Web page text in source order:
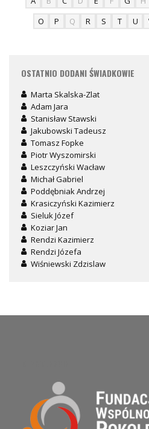
O
P Q R S T U
OSTATNIO DODANI ŚWIADKOWIE
Marta Skalska-Zlat
Adam Jara
Stanisław Stawski
Jakubowski Tadeusz
Tomasz Fopke
Piotr Wyszomirski
Leszczyński Wacław
Michał Gabriel
Poddębniak Andrzej
Krasiczyński Kazimierz
Sieluk Józef
Koziar Jan
Rendzi Kazimierz
Rendzi Józefa
Wiśniewski Zdzislaw